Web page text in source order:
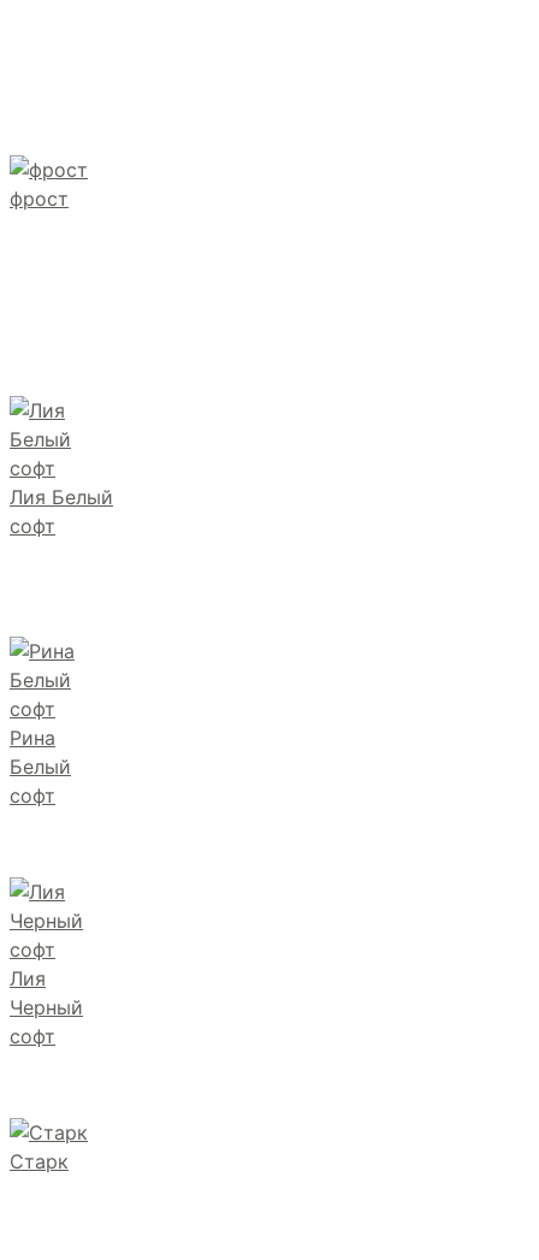
фрост
Лия Белый
софт
Рина
Белый
софт
Лия
Черный
софт
Старк